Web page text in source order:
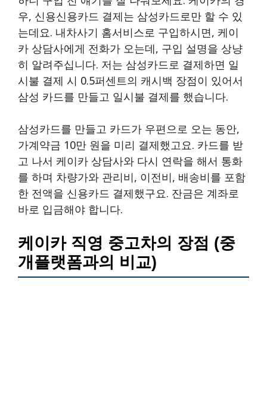
우, 신용신용카드 결제는 삼성카드로만 할 수 있
는데요. 내차사기 홈서비스로 구입하시면, 케이
카 상담사에게 전화가 오는데, 구입 설명을 상냥
히 알려주십니다. 저는 삼성카드로 결제하면 일
시불 결제 시 0.5퍼센트의 캐시백 장점이 있어서
삼성 카드를 만들고 일시불 결제를 했습니다.
삼성카드를 만들고 카드가 우편으로 오는 동안,
가계약금 10만 원을 미리 결제했고요. 카드를 받
고 나서 케이카 상담사와 다시 연락을 해서 통화
를 하며 차량가와 관리비, 이전비, 배송비를 포함
한 전액을 신용카드 결제했구요. 잔금은 계좌로
바로 입금해야 합니다.
케이카 직영 중고차의 장점 (중
개플랫폼과의 비교)